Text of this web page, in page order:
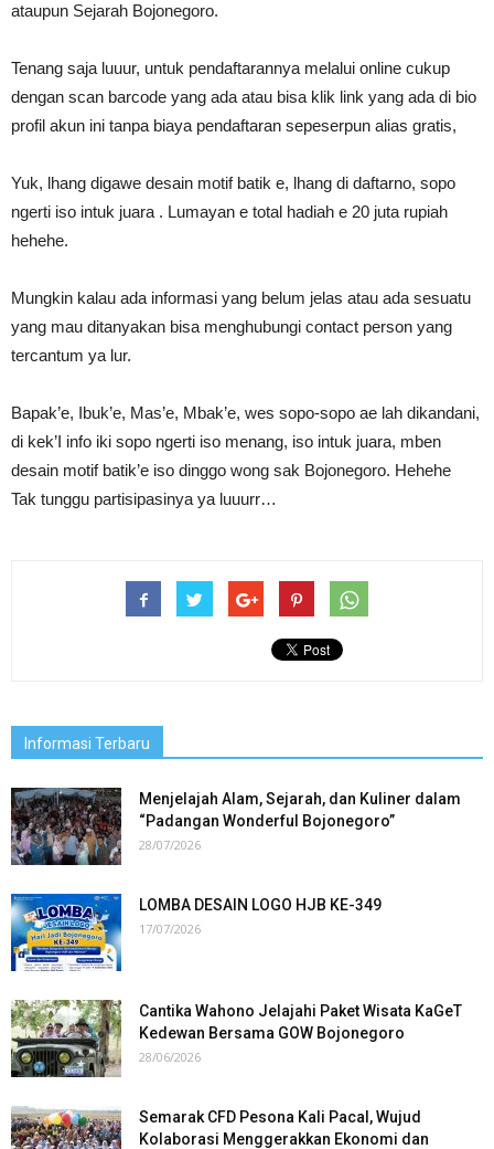
ataupun Sejarah Bojonegoro.
Tenang saja luuur, untuk pendaftarannya melalui online cukup
dengan scan barcode yang ada atau bisa klik link yang ada di bio
profil akun ini tanpa biaya pendaftaran sepeserpun alias gratis,
Yuk, lhang digawe desain motif batik e, lhang di daftarno, sopo
ngerti iso intuk juara . Lumayan e total hadiah e 20 juta rupiah
hehehe.
Mungkin kalau ada informasi yang belum jelas atau ada sesuatu
yang mau ditanyakan bisa menghubungi contact person yang
tercantum ya lur.
Bapak’e, Ibuk’e, Mas’e, Mbak’e, wes sopo-sopo ae lah dikandani,
di kek’I info iki sopo ngerti iso menang, iso intuk juara, mben
desain motif batik’e iso dinggo wong sak Bojonegoro. Hehehe
Tak tunggu partisipasinya ya luuurr…
Informasi Terbaru
Menjelajah Alam, Sejarah, dan Kuliner dalam
“Padangan Wonderful Bojonegoro”
28/07/2026
LOMBA DESAIN LOGO HJB KE-349
17/07/2026
Cantika Wahono Jelajahi Paket Wisata KaGeT
Kedewan Bersama GOW Bojonegoro
28/06/2026
Semarak CFD Pesona Kali Pacal, Wujud
Kolaborasi Menggerakkan Ekonomi dan